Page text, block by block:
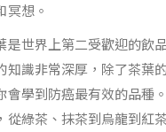
冥想。
是世界上第二受歡迎的飲
知識非常深厚，除了茶葉
會學到防癌最有效的品種
從綠茶、抹茶到烏龍到紅